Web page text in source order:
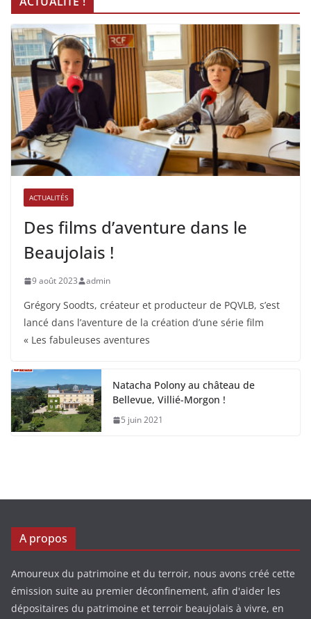
ACTUALITÉS
Des films d’aventure dans le
Beaujolais !
9 août 2023 admin
Grégory Soodts, créateur et producteur de PQVLB, s’est
lancé dans l’aventure de la création d’une série film
« Les fabuleuses aventures
Natacha Polony au château de
Bellevue, Villié-Morgon !
5 juin 2021
A propos
Amoureux du patrimoine et du terroir, nous avons créé cette
émission suite au premier déconfinement, afin d'aider les
dépositaires du patrimoine et terroir beaujolais à vivre, en